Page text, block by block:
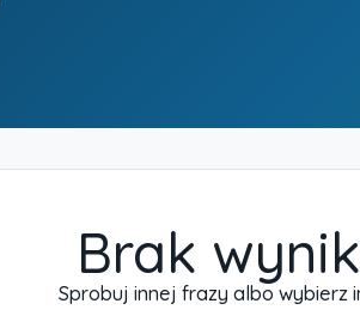
Brak
Sprobuj innej frazy albo wybierz